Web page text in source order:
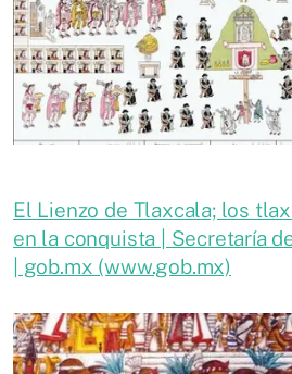
El Lienzo de Tlaxcala; los
en la conquista | Secretaría
| gob.mx (www.gob.mx)